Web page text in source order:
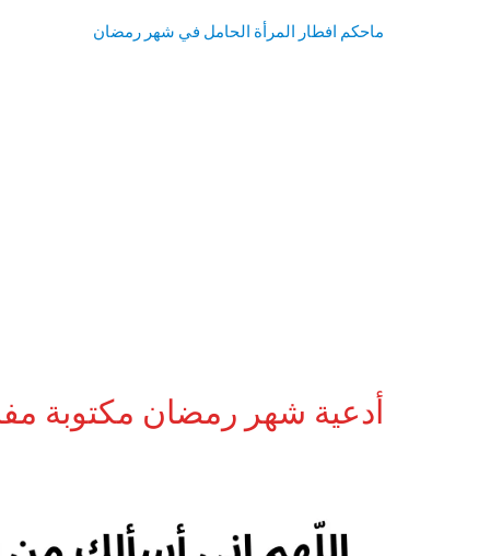
ماحكم افطار المرأة الحامل في شهر رمضان
أدعية شهر رمضان مكتوبة